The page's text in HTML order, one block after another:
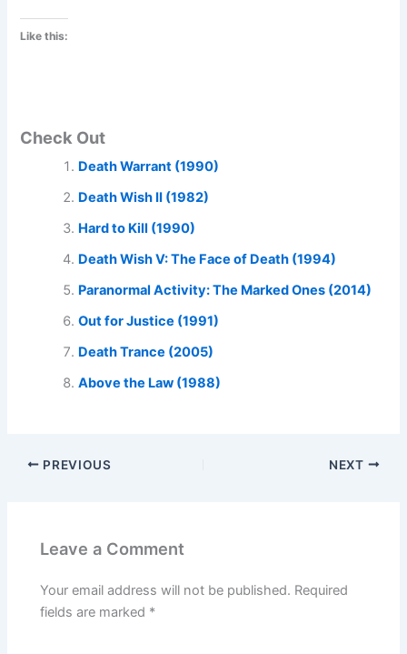
Like this:
Check Out
Death Warrant (1990)
Death Wish II (1982)
Hard to Kill (1990)
Death Wish V: The Face of Death (1994)
Paranormal Activity: The Marked Ones (2014)
Out for Justice (1991)
Death Trance (2005)
Above the Law (1988)
PREVIOUS NEXT
Leave a Comment
Your email address will not be published. Required
fields are marked *